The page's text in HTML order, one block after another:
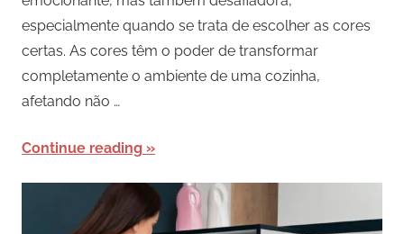
especialmente quando se trata de escolher as cores
certas. As cores têm o poder de transformar
completamente o ambiente de uma cozinha,
afetando não …
Continue reading